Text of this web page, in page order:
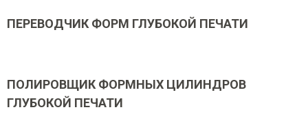
ПЕРЕВОДЧИК ФОРМ ГЛУБОКОЙ ПЕЧАТИ
ПОЛИРОВЩИК ФОРМНЫХ ЦИЛИНДРОВ
ГЛУБОКОЙ ПЕЧАТИ